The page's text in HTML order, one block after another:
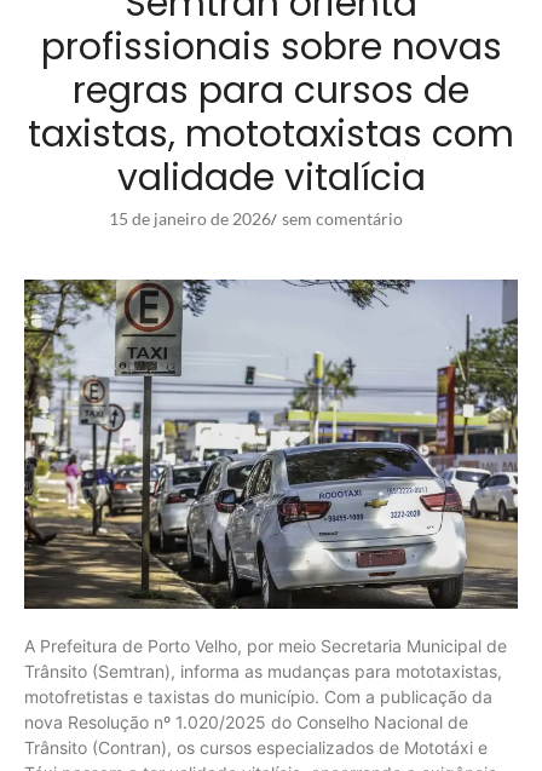
profissionais sobre novas
regras para cursos de
taxistas, mototaxistas com
validade vitalícia
15 de janeiro de 2026/ sem comentário
A Prefeitura de Porto Velho, por meio Secretaria Municipal de
Trânsito (Semtran), informa as mudanças para mototaxistas,
motofretistas e taxistas do município. Com a publicação da
nova Resolução nº 1.020/2025 do Conselho Nacional de
Trânsito (Contran), os cursos especializados de Mototáxi e